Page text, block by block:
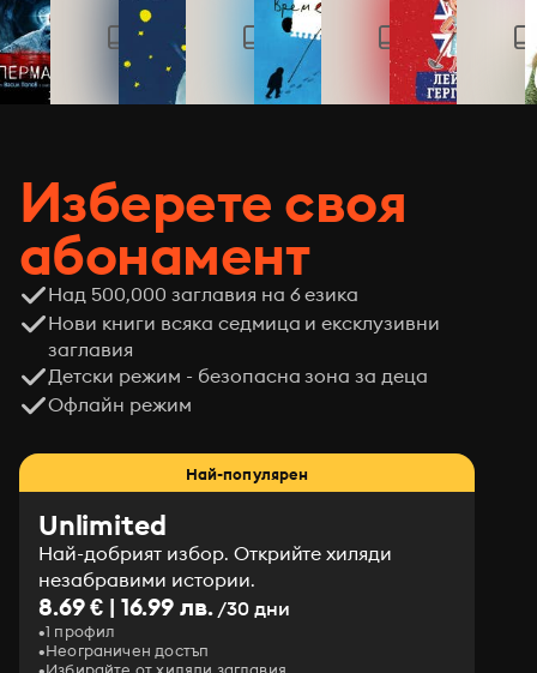
Изберете своя
абонамент
Над 500,000 заглавия на 6 езика
Нови книги всяка седмица и ексклузивни
заглавия
Детски режим - безопасна зона за деца
Офлайн режим
Най-популярен
Unlimited
Най-добрият избор. Открийте хиляди
незабравими истории.
8.69 € | 16.99 лв./30 дни
1 профил
Неограничен достъп